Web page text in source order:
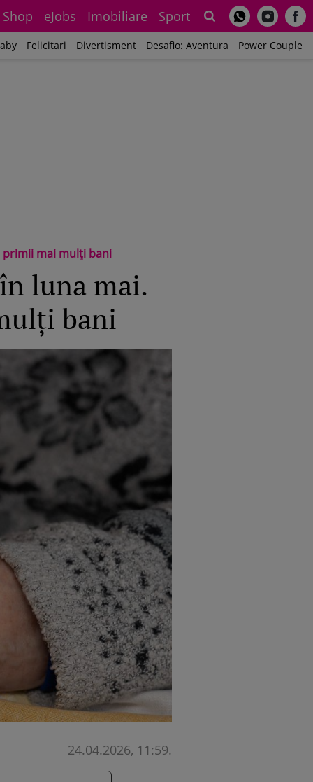
Shop eJobs Imobiliare Sport
Felicitari Divertisment Desafio: Aventura Power Couple
primii mai mulți bani
luna mai.
bani
24.04.2026, 11:59.